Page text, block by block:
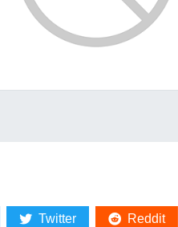
Twitter Reddit